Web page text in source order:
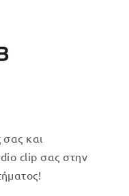
σας και
clip σας στην